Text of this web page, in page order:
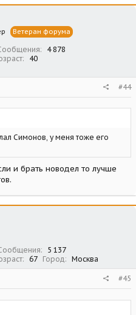
Ветеран форума
4 878
40
#44
Симонов, у меня тоже его
и брать новодел то лучше
5 137
67 Город Москва
#45